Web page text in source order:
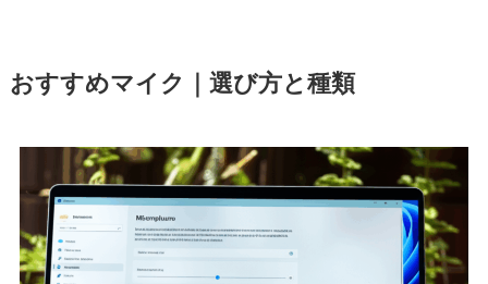
おすすめマイク｜選び方と種類